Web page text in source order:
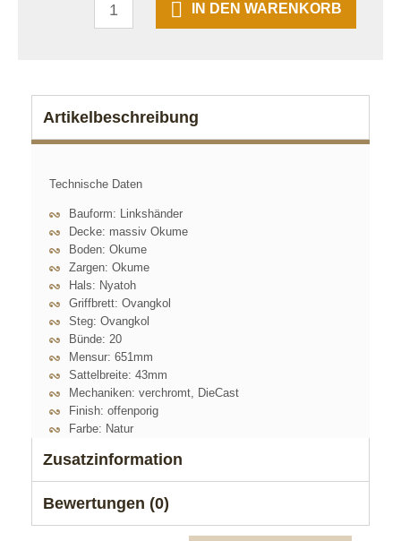
IN DEN WARENKORB
Artikelbeschreibung
Technische Daten
Bauform: Linkshänder
Decke: massiv Okume
Boden: Okume
Zargen: Okume
Hals: Nyatoh
Griffbrett: Ovangkol
Steg: Ovangkol
Bünde: 20
Mensur: 651mm
Sattelbreite: 43mm
Mechaniken: verchromt, DieCast
Finish: offenporig
Farbe: Natur
Zusatzinformation
Bewertungen (0)